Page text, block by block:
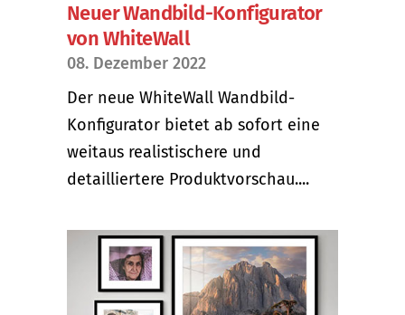
Neuer Wandbild-Konfigurator
von WhiteWall
08. Dezember 2022
Der neue WhiteWall Wandbild-
Konfigurator bietet ab sofort eine
weitaus realistischere und
detailliertere Produktvorschau....